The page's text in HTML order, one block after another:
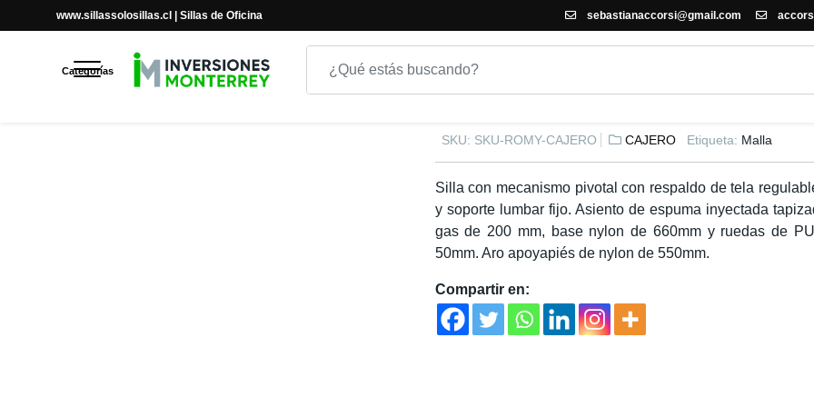
www.sillassolosillas.cl | Sillas de Oficina sebastianaccorsi@gmail.com
Categorías
SILLA DE OFICINA ROMY CAJERO
SILLA DE OFICINA ROMY
SKU: SKU-ROMY-CAJERO CAJERO Etiqueta: Malla
Silla con mecanismo pivotal con respaldo de tela
y soporte lumbar fijo. Asiento de espuma inyectada
gas de 200 mm, base nylon de 660mm y ruedas de
50mm. Aro apoyapiés de nylon de 550mm.
Compartir en: